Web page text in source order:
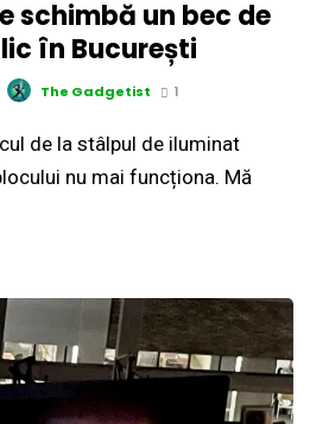
schimbă un bec de
în București
The Gadgetist 1
de la stâlpul de iluminat
nu mai funcționa. Mă